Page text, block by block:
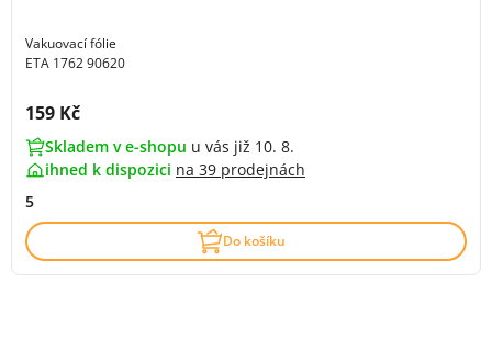
Vakuovací fólie
ETA 1762 90620
Cena s DPH:
159 Kč
Skladem v e-shopu u vás již 10. 8.
ihned k dispozici na 39 prodejnách
5
Do košíku